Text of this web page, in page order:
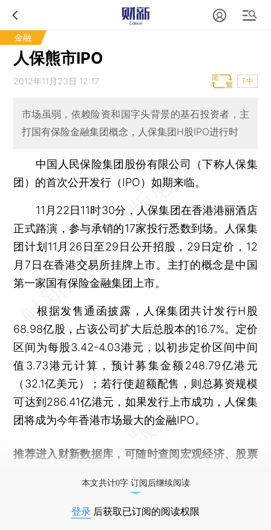
金融
人保熊市IPO
2012年11月23日 12:17 T中
市场虽弱，依赖险资和国字头背景的基石投资者，主
打国有保险金融集团概念，人保集团H股IPO进行时
中国人民保险集团股份有限公司（下称人保集
团）的首次公开发行（IPO）如期来临。
11月22日11时30分，人保集团在香港港丽酒店
正式路演，参与承销的17家投行悉数到场。人保集
团计划11月26日至29日公开招股，29日定价，12
月7日在香港交易所挂牌上市。主打的概念是中国
第一家国有保险金融集团上市。
根据发售通函披露，人保集团共计发行H股
68.98亿股，占该公司扩大后总股本的16.7%。定价
区间为每股3.42-4.03港元，以初步定价区间中间
值3.73港元计算，预计募集金额248.79亿港元
（32.1亿美元）；若行使超额配售，则总募资规模
可达到286.41亿港元，如果发行上市成功，人保集
团将成为今年香港市场最大的金融IPO。
推荐进入 财新数据库 ，可随时查阅宏观经济、股票
本文共计0字 订阅后继续阅读
登录 后获取已订阅的阅读权限